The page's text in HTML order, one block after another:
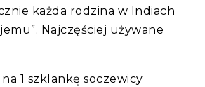
każda rodzina w Indiach
Najczęściej używane
1 szklankę soczewicy